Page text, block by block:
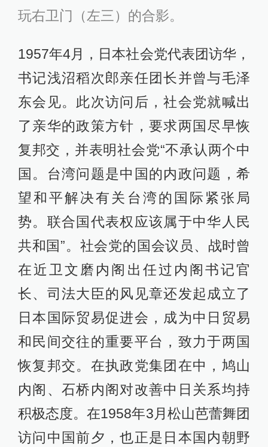
玩右卫门（左三）的合影。
1957年4月，日本社会党代表团访华，
书记浅沼稻次郎亲任团长并曾与毛泽
东会见。此次访问后，社会党就喊出
了亲华的政策方针，要求两国尽早恢
复邦交，并表明社会党“不承认两个中
国。台湾问题是中国的内政问题，希
望和平解决有关台湾的国际紧张局
势。联合国代表权应该属于中华人民
共和国”。社会党的国会议员、战时曾
在近卫文磨内阁出任过内阁书记官
长、司法大臣的风见章还发起成立了
日本国际贸易促进会，成为中日贸易
和民间交往的重要平台，致力于两国
恢复邦交。在执政党集团在中，鸠山
内阁、石桥内阁对改善中日关系均持
积极态度。在1958年3月松山芭蕾舞团
访问中国前夕，也正是日本国内朝野